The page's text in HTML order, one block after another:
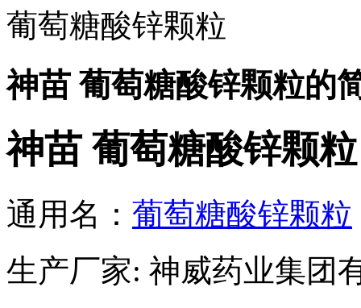
葡萄糖酸锌颗粒
神苗 葡萄糖酸锌颗粒的
神苗 葡萄糖酸锌颗粒
通用名： 葡萄糖酸锌颗粒
生产厂家: 神威药业集团